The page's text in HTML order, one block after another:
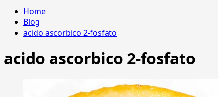
Home
Blog
acido ascorbico 2-fosfato
acido ascorbico 2-fosfato